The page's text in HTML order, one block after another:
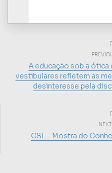
A educação sob a
vestibulares refletem as
desinteresse pela
CSL – Mostra do